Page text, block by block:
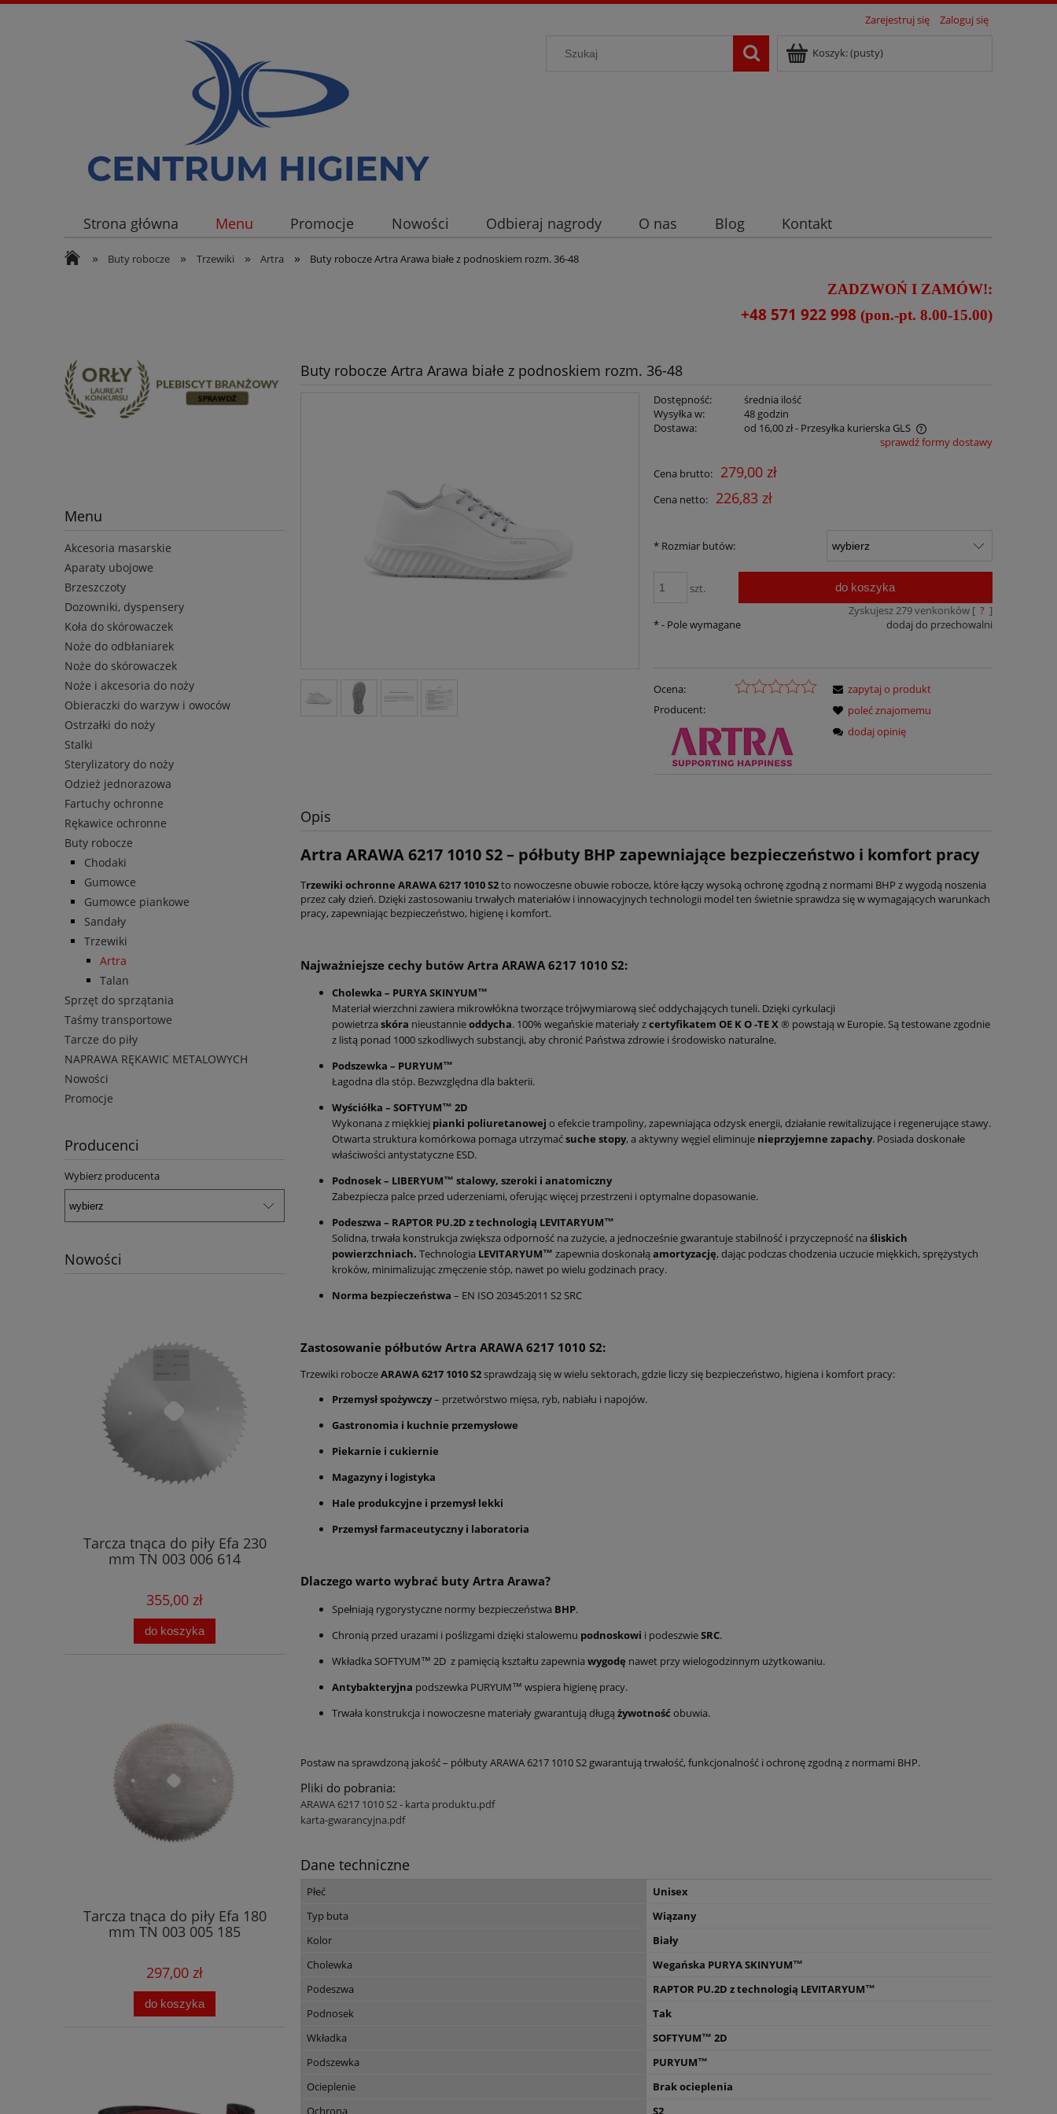
Zarejestruj się Zaloguj się
Koszyk:(pusty)
Strona główna Menu Promocje Nowości Odbieraj nagrody O nas Blog Kontakt
» Buty robocze » Trzewiki » Artra » Buty robocze Artra Arawa białe z podnoskiem rozm. 36-48
ZADZWOŃ I ZAMÓW!:
+48 571 922 998 (pon.-pt. 8.00-15.00)
Menu
Akcesoria masarskie
Aparaty ubojowe
Brzeszczoty
Dozowniki, dyspensery
Koła do skórowaczek
Noże do odbłaniarek
Noże do skórowaczek
Noże i akcesoria do noży
Obieraczki do warzyw i owoców
Ostrzałki do noży
Stalki
Sterylizatory do noży
Odzież jednorazowa
Fartuchy ochronne
Rękawice ochronne
Buty robocze
Chodaki
Gumowce
Gumowce piankowe
Sandały
Trzewiki
Artra
Talan
Sprzęt do sprzątania
Taśmy transportowe
Tarcze do piły
NAPRAWA RĘKAWIC METALOWYCH
Nowości
Promocje
Producenci
Wybierz producenta
Nowości
Tarcza tnąca do piły Efa 230
mm TN 003 006 614
355,00 zł
do koszyka
Tarcza tnąca do piły Efa 180
mm TN 003 005 185
297,00 zł
do koszyka
Buty robocze Artra Arawa białe z podnoskiem rozm. 36-48
Dostępność:
średnia ilość
Wysyłka w:
48 godzin
Dostawa:
od 16,00 zł- Przesyłka kurierska GLS
płatności
sprawdź formy dostawy
Cena brutto: 279,00 zł
Cena netto: 226,83 zł
* Rozmiar butów:
szt. do koszyka
Zyskujesz279venkonków [ ? ]
dodaj do przechowalni
*- Pole wymagane
Ocena:
Producent:
zapytaj o produkt
poleć znajomemu
dodaj opinię
Opis
Artra ARAWA 6217 1010 S2 – półbuty BHP zapewniające bezpieczeństwo i komfort pracy
Trzewiki ochronne ARAWA 6217 1010 S2to nowoczesne obuwie robocze, które łączy wysoką ochronę zgodną z normami BHP z wygodą noszenia
przez cały dzień. Dzięki zastosowaniu trwałych materiałów i innowacyjnych technologii model ten świetnie sprawdza się w wymagających warunkach
pracy, zapewniając bezpieczeństwo, higienę i komfort.
Najważniejsze cechy butów Artra ARAWA 6217 1010 S2:
Cholewka – PURYA SKINYUM™
Materiał wierzchni zawiera mikrowłókna tworzące trójwymiarową sieć oddychających tuneli. Dzięki cyrkulacji
powietrza skóra nieustannieoddycha. 100% wegańskie materiały zcertyfikatem OE K O -TE X® powstają w Europie. Są testowane zgodnie
z listą ponad 1000 szkodliwych substancji, aby chronić Państwa zdrowie i środowisko naturalne.
Podszewka – PURYUM™
Łagodna dla stóp. Bezwzględna dla bakterii.
Wyściółka – SOFTYUM™ 2D
Wykonana z miękkiej pianki poliuretanowej o efekcie trampoliny, zapewniająca odzysk energii, działanie rewitalizujące i regenerujące stawy.
Otwarta struktura komórkowa pomaga utrzymaćsuche stopy, a aktywny węgiel eliminuje nieprzyjemne zapachy. Posiada doskonałe
właściwości antystatyczne ESD.
Podnosek – LIBERYUM™ stalowy, szeroki i anatomiczny
Zabezpiecza palce przed uderzeniami, oferując więcej przestrzeni i optymalne dopasowanie.
Podeszwa – RAPTOR PU.2D z technologią LEVITARYUM™
Solidna, trwała konstrukcja zwiększa odporność na zużycie, a jednocześnie gwarantuje stabilność i przyczepność na śliskich
powierzchniach. Technologia LEVITARYUM™ zapewnia doskonałą amortyzację, dając podczas chodzenia uczucie miękkich, sprężystych
kroków, minimalizując zmęczenie stóp, nawet po wielu godzinach pracy.
Norma bezpieczeństwa – EN ISO 20345:2011 S2 SRC
Zastosowanie półbutów Artra ARAWA 6217 1010 S2:
Trzewiki roboczeARAWA 6217 1010 S2sprawdzają się w wielu sektorach, gdzie liczy się bezpieczeństwo, higiena i komfort pracy:
Przemysł spożywczy– przetwórstwo mięsa, ryb, nabiału i napojów.
Gastronomia i kuchnie przemysłowe
Piekarnie i cukiernie
Magazyny i logistyka
Hale produkcyjne i przemysł lekki
Przemysł farmaceutyczny i laboratoria
Dlaczego warto wybrać buty Artra Arawa?
Spełniają rygorystyczne normy bezpieczeństwa BHP.
Chronią przed urazami i poślizgami dzięki stalowemu podnoskowi i podeszwieSRC.
Wkładka SOFTYUM™ 2D z pamięcią kształtu zapewnia wygodę nawet przy wielogodzinnym użytkowaniu.
Antybakteryjna podszewka PURYUM™ wspiera higienę pracy.
Trwała konstrukcja i nowoczesne materiały gwarantują długą żywotność obuwia.
Postaw na sprawdzoną jakość – półbuty ARAWA 6217 1010 S2 gwarantują trwałość, funkcjonalność i ochronę zgodną z normami BHP.
Pliki do pobrania:
ARAWA 6217 1010 S2 - karta produktu.pdf
karta-gwarancyjna.pdf
Dane techniczne
Płeć
Unisex
Typ buta
Wiązany
Kolor
Biały
Cholewka
Wegańska PURYA SKINYUM™
Podeszwa
RAPTOR PU.2D z technologią LEVITARYUM™
Podnosek
Tak
Wkładka
SOFTYUM™ 2D
Podszewka
PURYUM™
Ocieplenie
Brak ocieplenia
Ochrona
S2